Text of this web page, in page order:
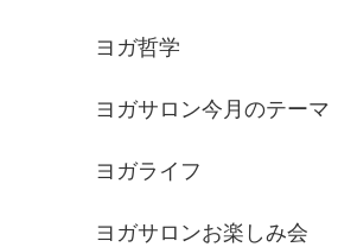
ヨガ哲学
ヨガサロン今月のテーマ
ヨガライフ
ヨガサロンお楽しみ会